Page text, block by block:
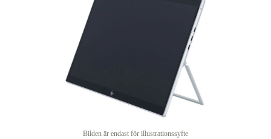
Bilden är endast för illustrationssyfte